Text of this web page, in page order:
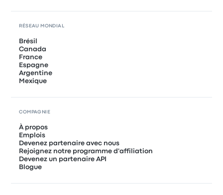
RÉSEAU MONDIAL
Brésil
Canada
France
Espagne
Argentine
Mexique
COMPAGNIE
À propos
Emplois
Devenez partenaire avec nous
Rejoignez notre programme d'affiliation
Devenez un partenaire API
Blogue